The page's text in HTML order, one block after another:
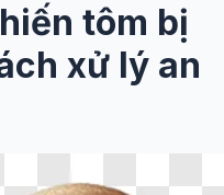
tôm bị
xử lý an